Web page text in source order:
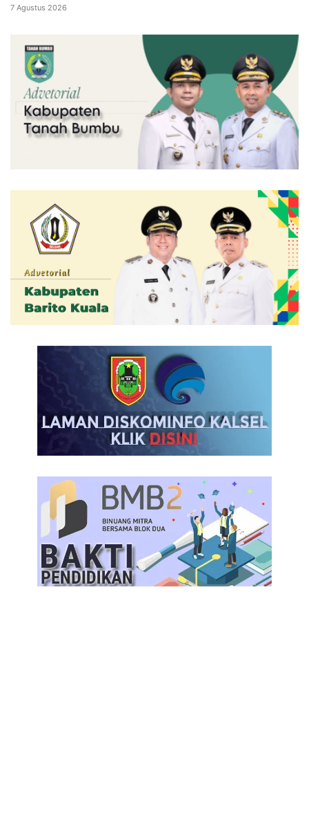
7 Agustus 2026